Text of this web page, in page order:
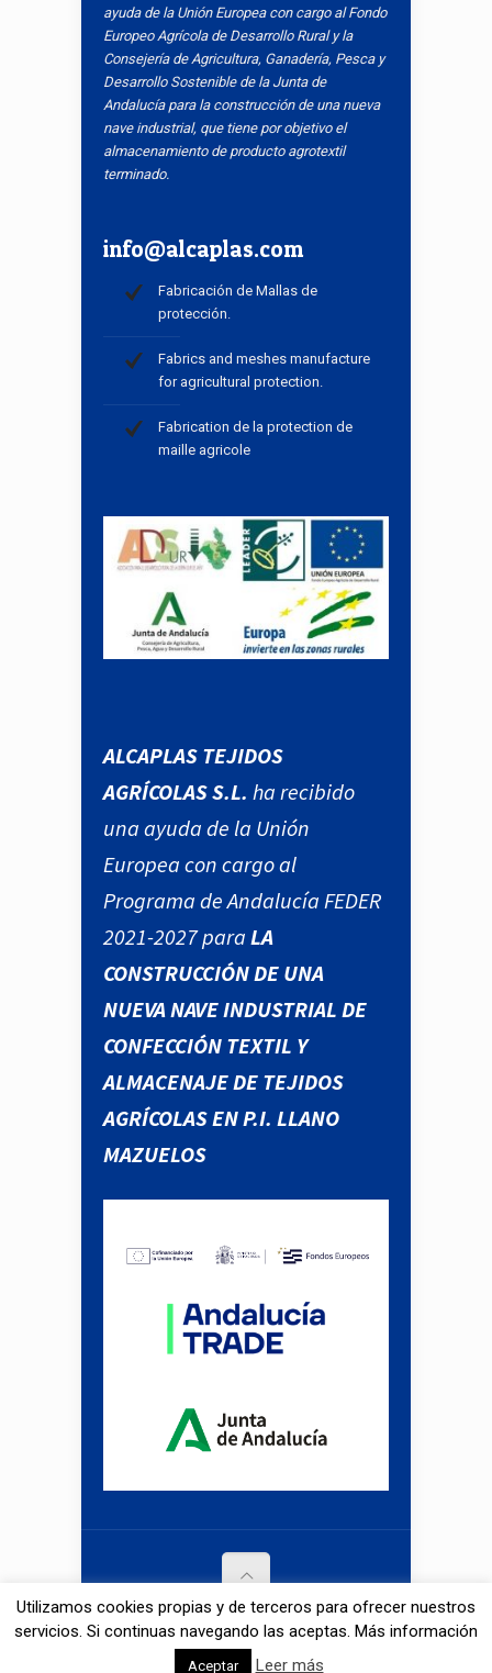
ayuda de la Unión Europea con cargo al Fondo
Europeo Agrícola de Desarrollo Rural y la
Consejería de Agricultura, Ganadería, Pesca y
Desarrollo Sostenible de la Junta de
Andalucía para la construcción de una nueva
nave industrial, que tiene por objetivo el
almacenamiento de producto agrotextil
terminado.
info@alcaplas.com
Fabricación de Mallas de
protección.
Fabrics and meshes manufacture
for agricultural protection.
Fabrication de la protection de
maille agricole
ALCAPLAS TEJIDOS
AGRÍCOLAS S.L. ha recibido
una ayuda de la Unión
Europea con cargo al
Programa de Andalucía FEDER
2021-2027 para LA
CONSTRUCCIÓN DE UNA
NUEVA NAVE INDUSTRIAL DE
CONFECCIÓN TEXTIL Y
ALMACENAJE DE TEJIDOS
AGRÍCOLAS EN P.I. LLANO
MAZUELOS
© 2026 Alcaplas. All Rights Reserved.
BIGtheme.net
Utilizamos cookies propias y de terceros para ofrecer nuestros
servicios. Si continuas navegando las aceptas. Más información
Aceptar Leer más